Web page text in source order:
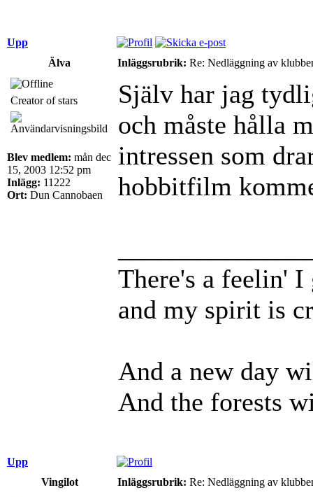
Upp
Älva
Inläggsrubrik: Re: Nedläggning av
Creator of stars
Blev medlem: mån dec
15, 2003 12:52 pm
Inlägg: 11222
Ort: Dun Cannobaen
Själv har jag
och måste hålla
intressen som
hobbitfilm
There's a feelin'
and my spirit is
And a new day
And the forests
Upp
Vingilot
Inläggsrubrik: Re: Nedläggning av